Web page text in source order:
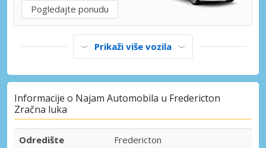
Pogledajte ponudu
Prikaži više vozila
Informacije o Najam Automobila u Fredericton
Zračna luka
Odredište
Fredericton